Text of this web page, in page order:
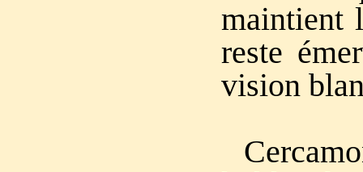
maintient
reste
vision